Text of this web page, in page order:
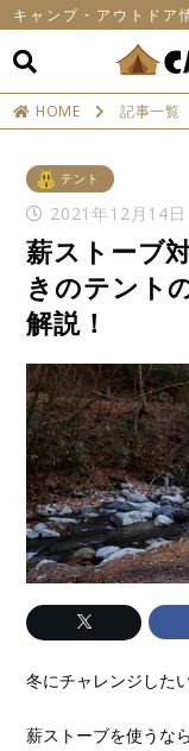
キャンプ・アウトドア
HOME 記事一覧
テント
2021年12月14日
薪ストーブ
きのテント
解説！
冬にチャレンジした
薪ストーブを使うな